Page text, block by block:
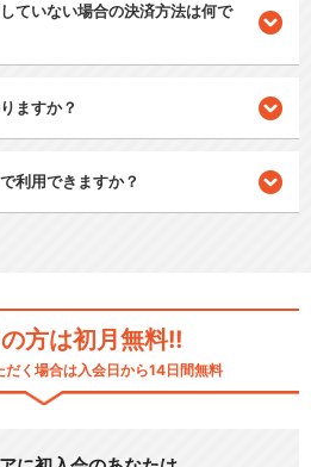
ていない場合の決済方法は何で
ますか？
利用できますか？
方は初月無料!!
く場合は入会日から14日間無料